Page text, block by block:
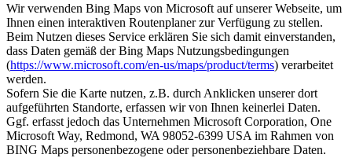
Wir verwenden Bing Maps von Microsoft auf unserer Webseite, um
Ihnen einen interaktiven Routenplaner zur Verfügung zu stellen.
Beim Nutzen dieses Service erklären Sie sich damit einverstanden,
dass Daten gemäß der Bing Maps Nutzungsbedingungen
(https://www.microsoft.com/en-us/maps/product/terms) verarbeitet
werden.
Sofern Sie die Karte nutzen, z.B. durch Anklicken unserer dort
aufgeführten Standorte, erfassen wir von Ihnen keinerlei Daten.
Ggf. erfasst jedoch das Unternehmen Microsoft Corporation, One
Microsoft Way, Redmond, WA 98052-6399 USA im Rahmen von
BING Maps personenbezogene oder personenbeziehbare Daten.